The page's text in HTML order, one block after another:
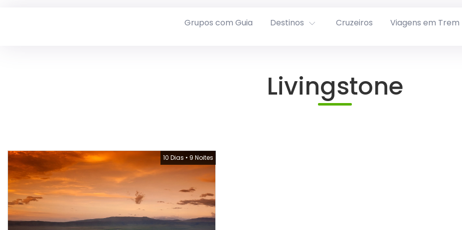
Grupos com Guia Destinos Cruzeiros Viagens em Trem
Livingstone
10 Dias • 9 Noites